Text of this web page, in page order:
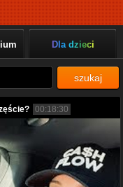
Dla dzieci
szukaj
00:18:30